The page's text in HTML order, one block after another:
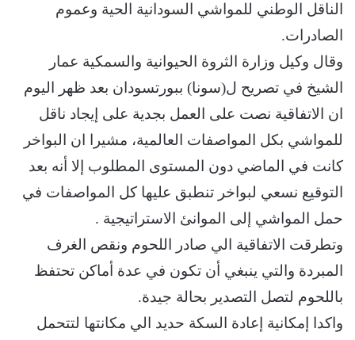
الناقل الوطني للمواشي السودانية الحية وعموم
الصادرات.
وقال وكيل وزارة الثروة الحيوانية والسمكية عمار
الشيخ في تصريح ل(سونا) ببورتسودان بعد ظهر اليوم
ان الاتفاقية نصت على العمل بجدية على إيجاد ناقل
للمواشي بكل المواصفات العالمية، مشيرا ان البواخر
كانت في الماضي دون المستوى المطلوب إلا أنه بعد
التوقيع نسعي لبواخر تنطبق عليها كل المواصفات في
حمل المواشي إلى الموانئ الاستراتيجية .
وتطرقت الاتفاقية الي صادر اللحوم ونقص الغرف
المبردة والتي ينبغي أن تكون في عدة أماكن تحتفظ
باللحوم لتصل التصدير بحالة جيدة.
واكدا إمكانية إعادة السكة حديد الي مكانتها لتتحمل